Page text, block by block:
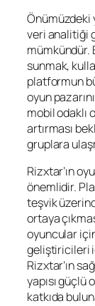
Önümüzdeki
veri analitiği
mümkündür.
sunmak,
platformun
oyun
mobil odaklı
artırması
gruplara
Rizxtar’ın
önemlidir.
teşvik
ortaya
oyuncular
geliştiricileri
Rizxtar’ın
yapısı güçlü
katkıda